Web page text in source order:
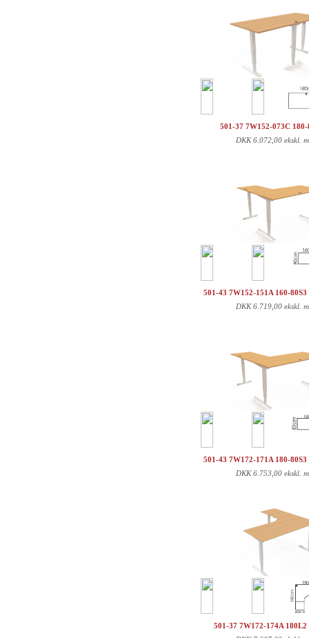
501-37 7W152-073C 180-
DKK6.072,00 ekskl.
501-43 7W152-151A 160-80S3
DKK6.719,00 ekskl.
501-43 7W172-171A 180-80S3
DKK6.753,00 ekskl.
501-37 7W172-174A 180L2